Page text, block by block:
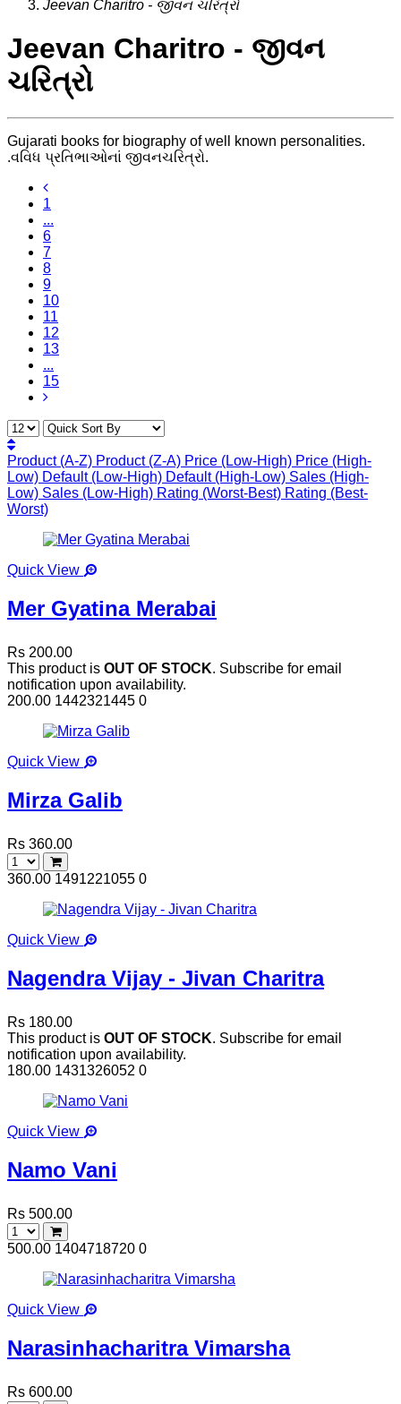
Jeevan Charitro - જીવન ચરિત્રો
Jeevan Charitro - જીવન
ચરિત્રો
Gujarati books for biography of well known personalities.
.વવિધ પ્રતિભાઓનાં જીવનચરિત્રો.
1
...
6
7
8
9
10
11
12
13
...
15
Product (A-Z) Product (Z-A) Price (Low-High) Price (High-
Low) Default (Low-High) Default (High-Low) Sales (High-
Low) Sales (Low-High) Rating (Worst-Best) Rating (Best-
Worst)
Quick View
Mer Gyatina Merabai
Rs 200.00
This product is OUT OF STOCK. Subscribe for email
notification upon availability.
200.00 1442321445 0
Quick View
Mirza Galib
Rs 360.00
360.00 1491221055 0
Quick View
Nagendra Vijay - Jivan Charitra
Rs 180.00
This product is OUT OF STOCK. Subscribe for email
notification upon availability.
180.00 1431326052 0
Quick View
Namo Vani
Rs 500.00
500.00 1404718720 0
Quick View
Narasinhacharitra Vimarsha
Rs 600.00